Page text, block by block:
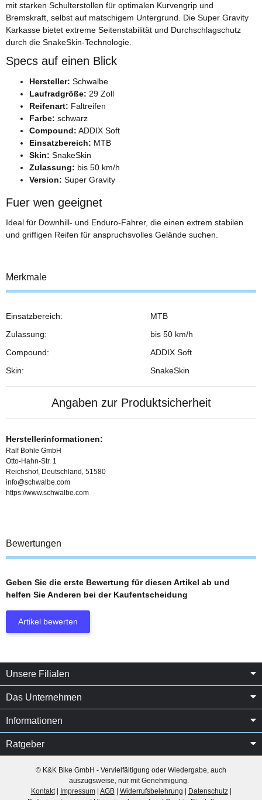
mit starken Schulterstollen für optimalen Kurvengrip und
Bremskraft, selbst auf matschigem Untergrund. Die Super Gravity
Karkasse bietet extreme Seitenstabilität und Durchschlagschutz
durch die SnakeSkin-Technologie.
Specs auf einen Blick
Hersteller: Schwalbe
Laufradgröße: 29 Zoll
Reifenart: Faltreifen
Farbe: schwarz
Compound: ADDIX Soft
Einsatzbereich: MTB
Skin: SnakeSkin
Zulassung: bis 50 km/h
Version: Super Gravity
Fuer wen geeignet
Ideal für Downhill- und Enduro-Fahrer, die einen extrem stabilen
und griffigen Reifen für anspruchsvolles Gelände suchen.
Merkmale
Einsatzbereich:
MTB
Zulassung:
bis 50 km/h
Compound:
ADDIX Soft
Skin:
SnakeSkin
Angaben zur Produktsicherheit
Herstellerinformationen:
Ralf Bohle GmbH
Otto-Hahn-Str. 1
Reichshof, Deutschland, 51580
info@schwalbe.com
https://www.schwalbe.com
Bewertungen
Geben Sie die erste Bewertung für diesen Artikel ab und
helfen Sie Anderen bei der Kaufentscheidung
Artikel bewerten
Unsere Filialen
Das Unternehmen
Informationen
Ratgeber
© K&K Bike GmbH - Vervielfältigung oder Wiedergabe, auch
auszugsweise, nur mit Genehmigung.
Kontakt| Impressum| AGB| Widerrufsbelehrung Datenschutz|